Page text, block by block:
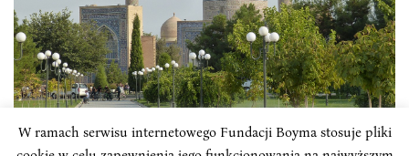
TYGODNIK – AZJA
W ramach serwisu internetowego Fundacji Boyma stosuje pliki